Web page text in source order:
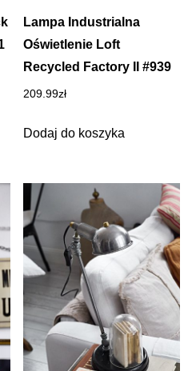
Lampa Industrialna
Oświetlenie Loft
Recycled Factory II #939
209.99zł
Dodaj do koszyka